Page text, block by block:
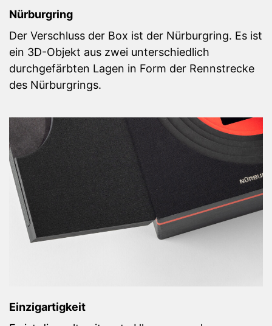
Nürburgring
Der Verschluss der Box ist der Nürburgring. Es ist
ein 3D-Objekt aus zwei unterschiedlich
durchgefärbten Lagen in Form der Rennstrecke
des Nürburgrings.
Einzigartigkeit